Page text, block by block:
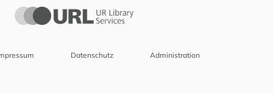
Datenschutz Administration